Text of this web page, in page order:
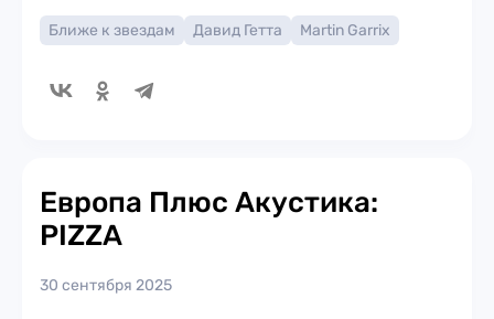
Ближе к звездам Давид Гетта Martin Garrix
Европа Плюс Акустика:
PIZZA
30 сентября 2025